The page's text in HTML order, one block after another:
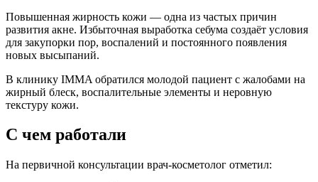
Повышенная жирность кожи — одна из частых причин
развития акне. Избыточная выработка себума создаёт условия
для закупорки пор, воспалений и постоянного появления
новых высыпаний.
В клинику IMMA обратился молодой пациент с жалобами на
жирный блеск, воспалительные элементы и неровную
текстуру кожи.
С чем работали
На первичной консультации врач-косметолог отметил: